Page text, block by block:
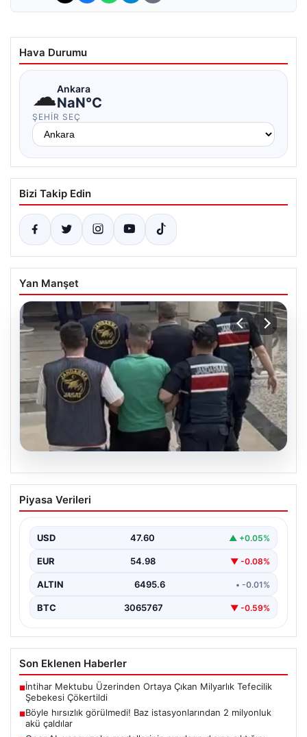
Hava Durumu
☁Ankara
NaN°C
ŞEHIR SEÇ
Bizi Takip Edin
Yan Manşet
06.08.2026
Böyle hırsızlık görülmedi! Baz
istasyonlarından 2 milyonluk akü
Piyasa Verileri
USD 47.60 ▲ +0.05%
EUR 54.98 ▼ -0.08%
ALTIN 6495.6 • -0.01%
BTC 3065767 ▼ -0.59%
Son Eklenen Haberler
■İntihar Mektubu Üzerinden Ortaya Çıkan Milyarlık Tefecilik
Şebekesi Çökertildi
■Böyle hırsızlık görülmedi! Baz istasyonlarından 2 milyonluk
akü çaldılar